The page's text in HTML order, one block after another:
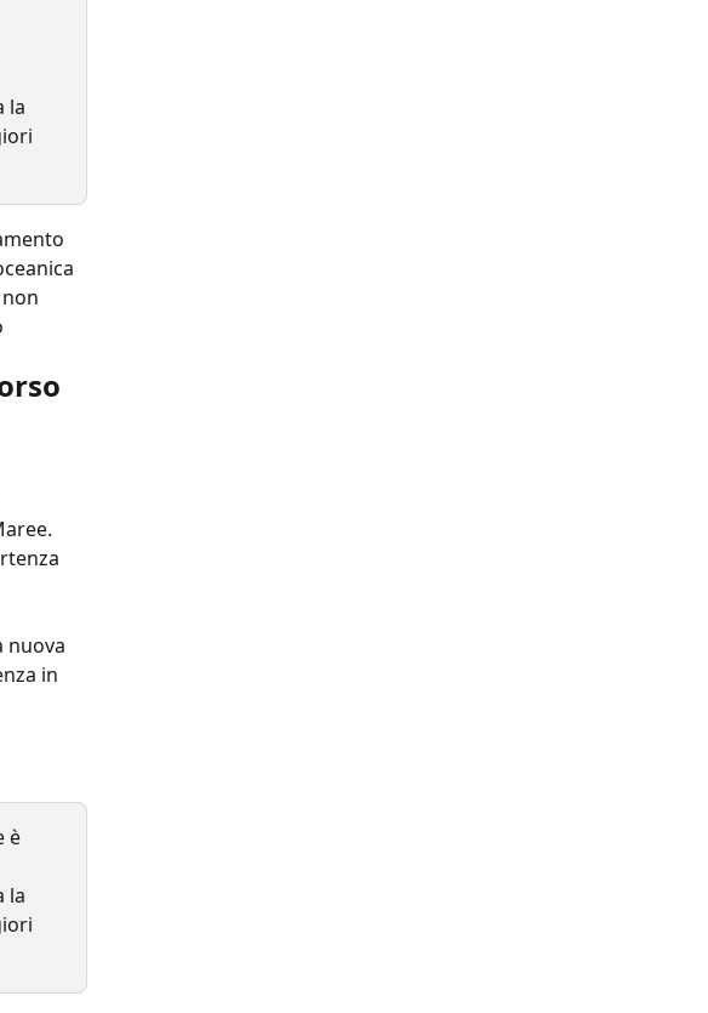
la
nuova
in
è
la